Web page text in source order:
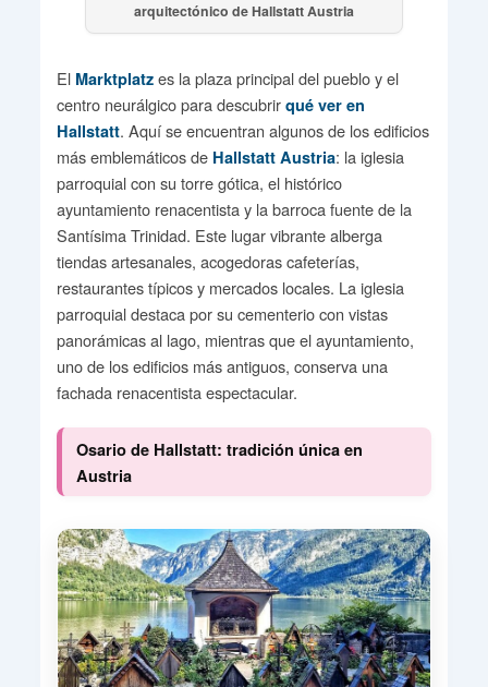
arquitectónico de Hallstatt Austria
El Marktplatzes la plaza principal del pueblo y el
centro neurálgico para descubrir qué ver en
Hallstatt. Aquí se encuentran algunos de los edificios
más emblemáticos de Hallstatt Austria: la iglesia
parroquial con su torre gótica, el histórico
ayuntamiento renacentista y la barroca fuente de la
Santísima Trinidad. Este lugar vibrante alberga
tiendas artesanales, acogedoras cafeterías,
restaurantes típicos y mercados locales. La iglesia
parroquial destaca por su cementerio con vistas
panorámicas al lago, mientras que el ayuntamiento,
uno de los edificios más antiguos, conserva una
fachada renacentista espectacular.
Osario de Hallstatt: tradición única en
Austria